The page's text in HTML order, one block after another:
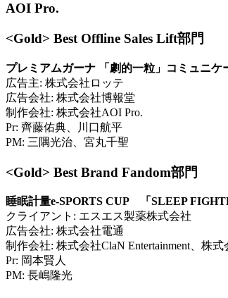
AOI Pro.
<Gold> Best Offline Sales Lift部門
プレミアムガーナ 「劇的一粒」コミュニケ
広告主: 株式会社ロッテ
広告会社: 株式会社博報堂
制作会社: 株式会社AOI Pro.
Pr: 齊藤佑典、川口航平
PM: 三隅光治、宮丸千聖
<Gold> Best Brand Fandom部門
睡眠計量e-SPORTS CUP 「SLEEP
クライアント: エスエス製薬株式会社
広告会社: 株式会社電通
制作会社: 株式会社ClaN Entertainment、株
Pr: 岡本賢人
PM: 長嶋隆光